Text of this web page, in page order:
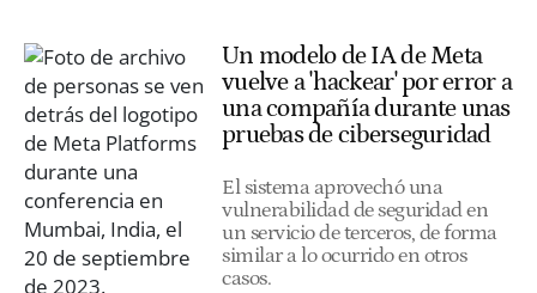
Un modelo de IA de Meta
vuelve a 'hackear' por error a
una compañía durante unas
pruebas de ciberseguridad
El sistema aprovechó una
vulnerabilidad de seguridad en
un servicio de terceros, de forma
similar a lo ocurrido en otros
casos.